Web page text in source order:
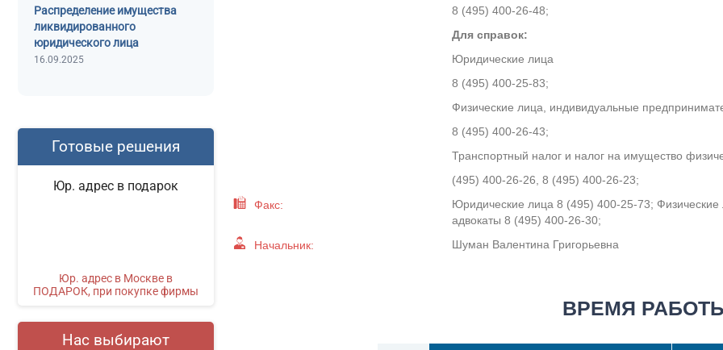
Распределение имущества
ликвидированного
юридического лица
16.09.2025
Готовые решения
Юр. адрес в подарок
Юр. адрес в Москве в
ПОДАРОК, при покупке фирмы
Нас выбирают
8 (495) 400-26-48;
Для справок:
Юридические лица
8 (495) 400-25-83;
Физические лица, индивидуальные
8 (495) 400-26-43;
Транспортный налог и налог на имущество
(495) 400-26-26, 8 (495) 400-26-23;
Факс:
Юридические лица 8 (495) 400-25-73;
адвокаты 8 (495) 400-26-30;
Начальник:
Шуман Валентина Григорьевна
ВРЕМЯ